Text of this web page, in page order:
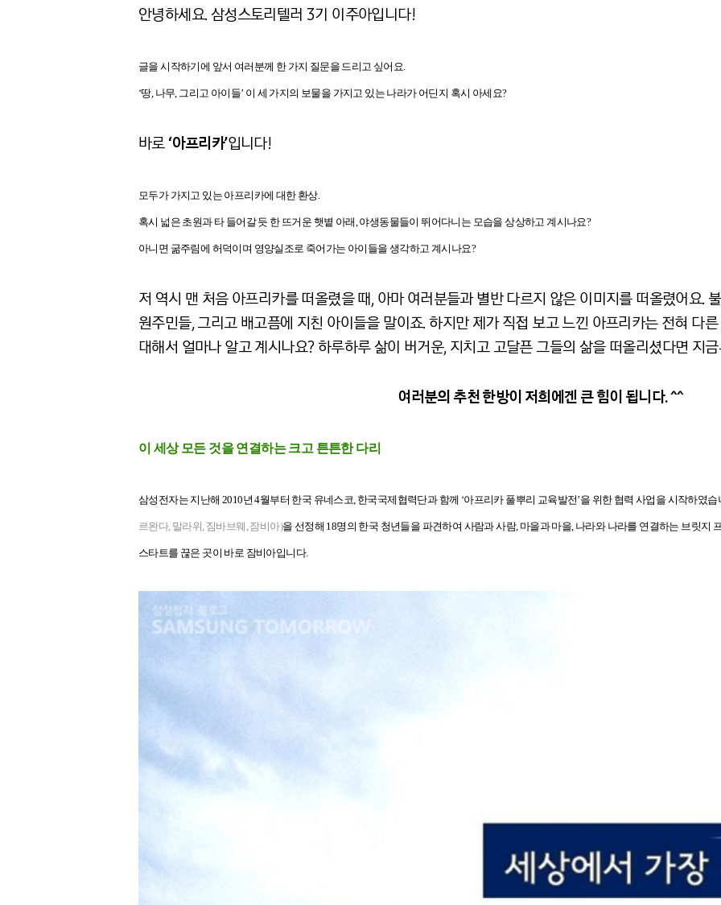
안녕하세요. 삼성스토리텔러 3기 이주아입니다!
글을 시작하기에 앞서 여러분께 한 가지 질문을 드리고 싶어요.
‘땅, 나무, 그리고 아이들’ 이 세 가지의 보물을 가지고 있는 나라가 어딘지 혹시 아세요?
바로 ‘아프리카’입니다!
모두가 가지고 있는 아프리카에 대한 환상.
혹시 넓은 초원과 타 들어갈 듯 한 뜨거운 햇볕 아래, 야생동물들이 뛰어다니는 모습을 상상하고 계시나요?
아니면 굶주림에 허덕이며 영양실조로 죽어가는 아이들을 생각하고 계시나요?
저 역시 맨 처음 아프리카를 떠올렸을 때, 아마 여러분들과 별반 다르지 않은 이미지를 떠올렸어요.
원주민들, 그리고 배고픔에 지친 아이들을 말이죠. 하지만 제가 직접 보고 느낀 아프리카는 전혀 다
대해서 얼마나 알고 계시나요? 하루하루 삶이 버거운, 지치고 고달픈 그들의 삶을 떠올리셨다면 지
여러분의 추천 한방이 저희에겐 큰 힘이 됩니다. ^^
이 세상 모든 것을 연결하는 크고 튼튼한 다리
삼성전자는 지난해 2010년 4월부터 한국 유네스코, 한국국제협력단과 함께 ‘아프리카 풀뿌리 교육발전’을 위한 협력 사업을 시작하였
르완다, 말라위, 짐바브웨, 잠비아)을 선정해 18명의 한국 청년들을 파견하여 사람과 사람, 마을과 마을, 나라와 나라를 연결하는 브릿지
스타트를 끊은 곳이 바로 잠비아입니다.